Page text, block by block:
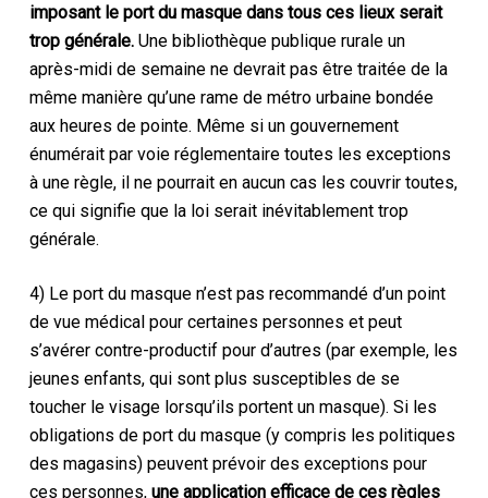
imposantle port du masque dans tous ces lieux serait
trop générale.Une bibliothèque publique rurale un
après-midi de semaine ne devrait pas être traitée de la
même manière qu’une rame de métro urbaine bondée
aux heures de pointe. Même si un gouvernement
énumérait par voie réglementaire toutes les exceptions
à une règle, il ne pourrait en aucun cas les couvrir toutes,
ce qui signifie que la loi serait inévitablement trop
générale.
4) Le port du masque n’est pas recommandé d’un point
de vue médical pour certaines personnes et peut
s’avérer contre-productif pour d’autres (par exemple, les
jeunes enfants, qui sont plus susceptibles de se
toucher le visage lorsqu’ils portent un masque). Si les
obligations de port du masque (y compris les politiques
des magasins) peuvent prévoir des exceptions pour
ces personnes, une application efficace de ces règles